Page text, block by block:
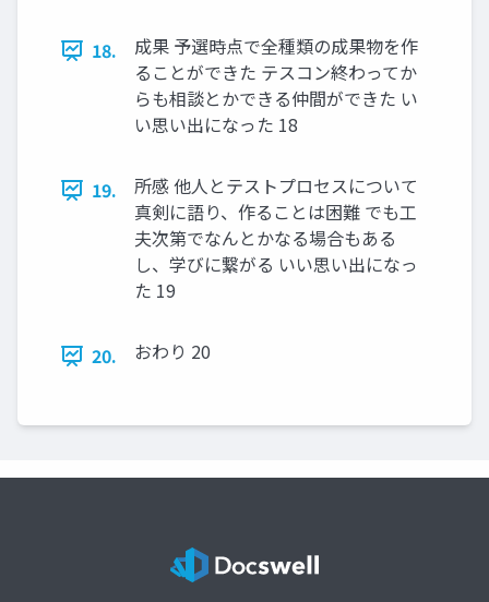
18.
成果 予選時点で全種類の成果物を作
ることができた テスコン終わってか
らも相談とかできる仲間ができた い
い思い出になった 18
19.
所感 他人とテストプロセスについて
真剣に語り、作ることは困難 でも工
夫次第でなんとかなる場合もある
し、学びに繋がる いい思い出になっ
た 19
20. おわり 20